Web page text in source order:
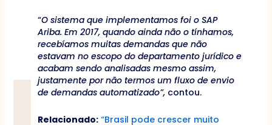
“O sistema que implementamos foi o SAP
Ariba. Em 2017, quando ainda não o tínhamos,
recebíamos muitas demandas que não
estavam no escopo do departamento jurídico e
acabam sendo analisadas mesmo assim,
justamente por não termos um fluxo de envio
de demandas automatizado”, contou.
Relacionado: “Brasil pode crescer muito